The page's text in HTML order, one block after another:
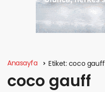
Anasayfa Etiket: coco gauff
coco gauff